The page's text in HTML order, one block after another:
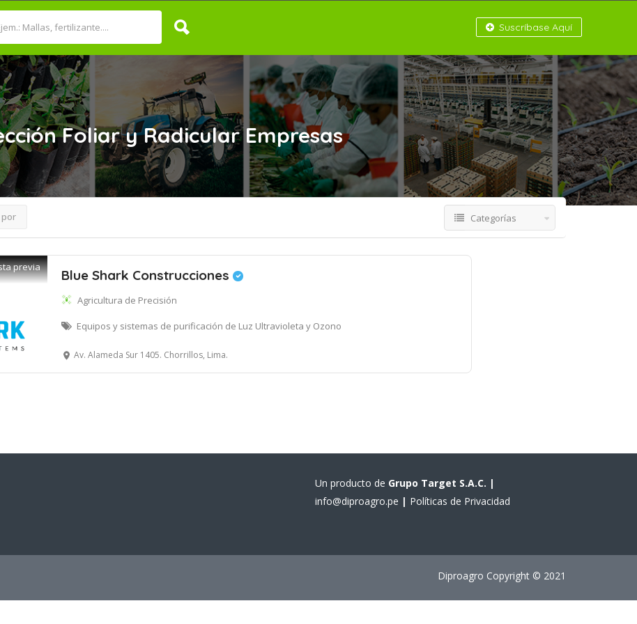
Suscríbase Aquí
Foliar y Radicular Empresas
por Categorías
previa Blue Shark Construcciones
Agricultura de Precisión
Equipos y sistemas de purificación de Luz Ultravioleta y Ozono
Av. Alameda Sur 1405. Chorrillos, Lima.
Un producto de Grupo Target S.A.C. |
info@diproagro.pe | Políticas de Privacidad
Diproagro Copyright © 2021